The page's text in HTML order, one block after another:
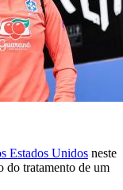
Estados Unidos neste
do tratamento de um